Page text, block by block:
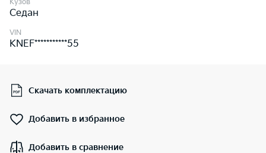
Кузов
Седан
VIN
KNEF***********55
Скачать комплектацию
Добавить в избранное
Добавить в сравнение